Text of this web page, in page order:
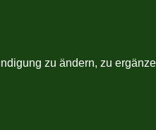
zu ändern, zu